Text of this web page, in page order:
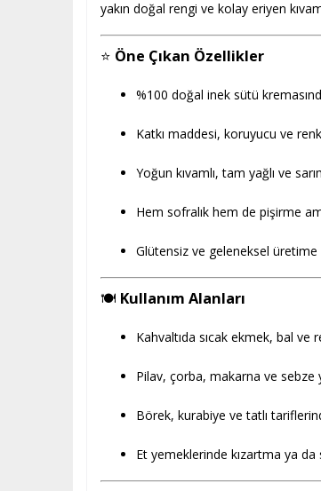
yakın doğal rengi ve kolay eriyen
⭐ Öne Çıkan Özellikler
%100 doğal inek sütü
Katkı maddesi, koruyucu ve
Yoğun kıvamlı, tam yağlı ve
Hem sofralık hem de pişirme
Glütensiz ve geleneksel üretime
🍽️ Kullanım Alanları
Kahvaltıda sıcak ekmek, bal ve
Pilav, çorba, makarna ve
Börek, kurabiye ve tatlı
Et yemeklerinde kızartma ya